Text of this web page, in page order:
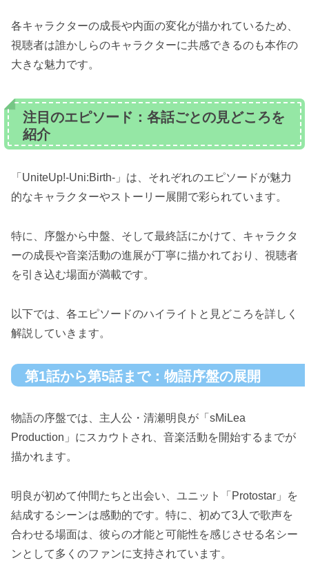
各キャラクターの成長や内面の変化が描かれているため、
視聴者は誰かしらのキャラクターに共感できるのも本作の
大きな魅力です。
注目のエピソード：各話ごとの見どころを
紹介
「UniteUp!-Uni:Birth-」は、それぞれのエピソードが魅力
的なキャラクターやストーリー展開で彩られています。
特に、序盤から中盤、そして最終話にかけて、キャラクタ
ーの成長や音楽活動の進展が丁寧に描かれており、視聴者
を引き込む場面が満載です。
以下では、各エピソードのハイライトと見どころを詳しく
解説していきます。
第1話から第5話まで：物語序盤の展開
物語の序盤では、主人公・清瀬明良が「sMiLea
Production」にスカウトされ、音楽活動を開始するまでが
描かれます。
明良が初めて仲間たちと出会い、ユニット「Protostar」を
結成するシーンは感動的です。特に、初めて3人で歌声を
合わせる場面は、彼らの才能と可能性を感じさせる名シー
ンとして多くのファンに支持されています。